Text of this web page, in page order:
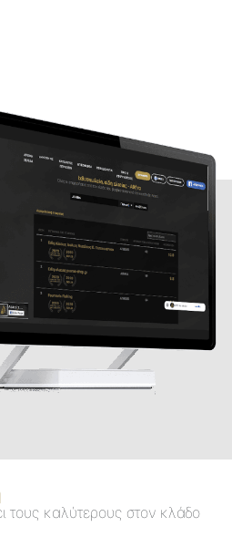
τους καλύτερους στον κλάδο